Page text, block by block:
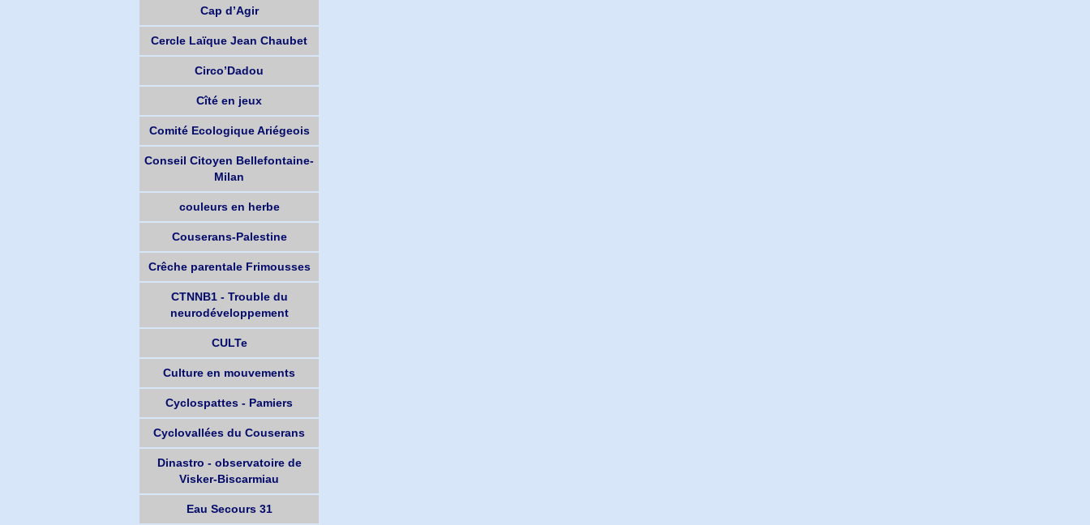
Cap d’Agir
Cercle Laïque Jean Chaubet
Circo’Dadou
Cîté en jeux
Comité Ecologique Ariégeois
Conseil Citoyen Bellefontaine-
Milan
couleurs en herbe
Couserans-Palestine
Crêche parentale Frimousses
CTNNB1 - Trouble du
neurodéveloppement
CULTe
Culture en mouvements
Cyclospattes - Pamiers
Cyclovallées du Couserans
Dinastro - observatoire de
Visker-Biscarmiau
Eau Secours 31